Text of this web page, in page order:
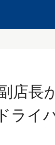
店長
ライ